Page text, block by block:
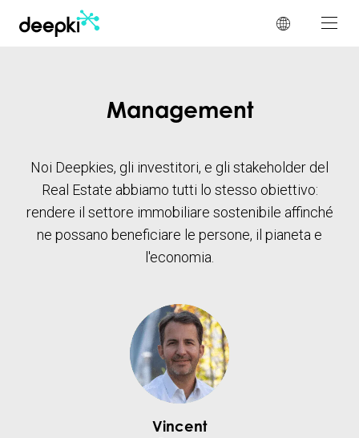
Management
Noi Deepkies, gli investitori, e gli stakeholder del
Real Estate abbiamo tutti lo stesso obiettivo:
rendere il settore immobiliare sostenibile affinché
ne possano beneficiare le persone, il pianeta e
l'economia.
Vincent
Pannello di gestione dei cookies